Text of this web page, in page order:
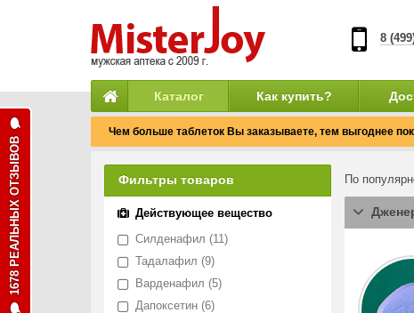
8
Каталог Как купить?
Чем больше таблеток Вы заказываете, тем выгоднее
По
Фильтры товаров
Действующее вещество
Силденафил (11)
Тадалафил (9)
Варденафил (5)
Дапоксетин (6)
товаров
Мистер
1678 РЕАЛЬНЫХ ОТЗЫВОВ